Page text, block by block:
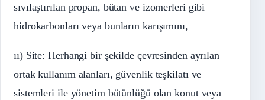
sıvılaştırılan propan, bütan ve izomerleri gibi
hidrokarbonları veya bunların karışımını,
ıı) Site: Herhangi bir şekilde çevresinden ayrılan
ortak kullanım alanları, güvenlik teşkilatı ve
sistemleri ile yönetim bütünlüğü olan konut veya